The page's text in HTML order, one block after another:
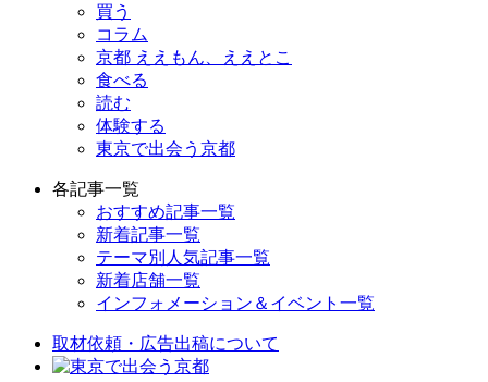
買う
コラム
京都 ええもん、ええとこ
食べる
読む
体験する
東京で出会う京都
各記事一覧
おすすめ記事一覧
新着記事一覧
テーマ別人気記事一覧
新着店舗一覧
インフォメーション＆イベント一覧
取材依頼・広告出稿について